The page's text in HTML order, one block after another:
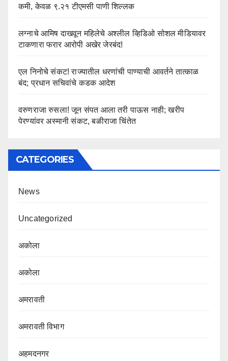
कमी, केवळ ९.२१ टीएमसी पाणी शिल्लक
लग्नाचे आमिष दाखवून महिलेचे अश्लील व्हिडिओ सोशल मीडियावर
टाकणारा फरार आरोपी अखेर जेरबंद!
एल निनोचे संकट! राज्यातील धरणांची पाण्याची आवर्तने तात्काळ
बंद; प्रधान सचिवांचे कडक आदेश
वरुणराजा रुसला! जून संपत आला तरी पाऊस नाही; खरीप
पेरण्यांवर अस्मानी संकट, बळीराजा चिंतेत
CATEGORIES
News
Uncategorized
अकोला
अकोला
अमरावती
अमरावती विभाग‌
अहमदनगर